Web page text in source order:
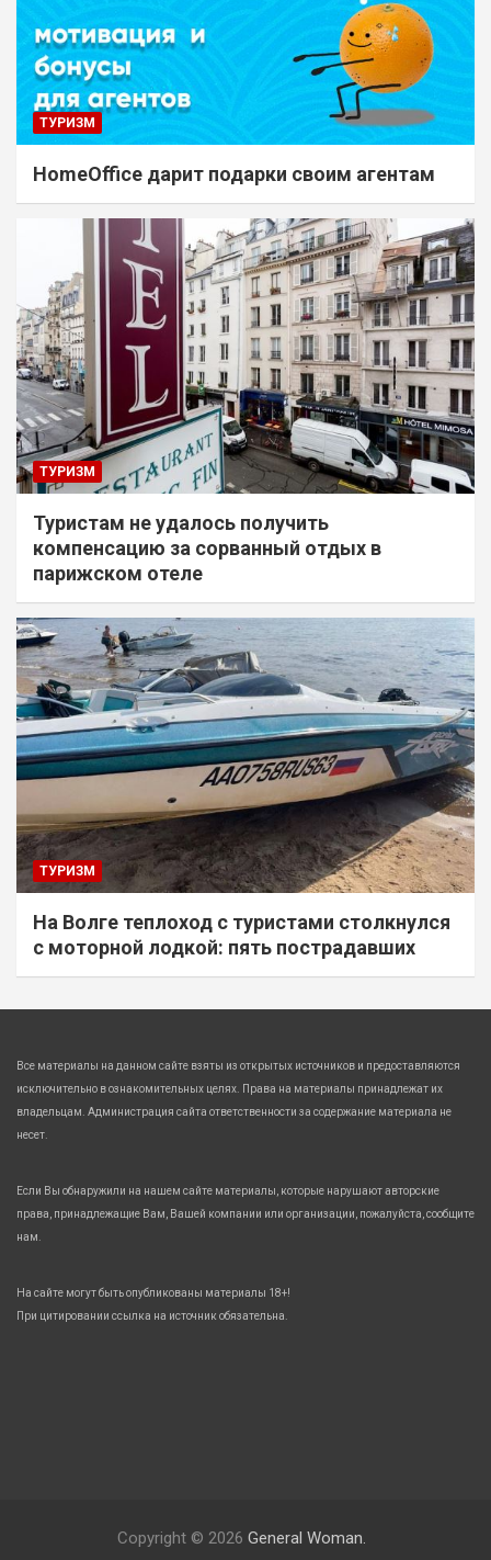
ТУРИЗМ
HomeOffice дарит подарки своим агентам
ТУРИЗМ
Туристам не удалось получить
компенсацию за сорванный отдых в
парижском отеле
ТУРИЗМ
На Волге теплоход с туристами столкнулся
с моторной лодкой: пять пострадавших
Все материалы на данном сайте взяты из открытых источников и предоставляются
исключительно в ознакомительных целях. Права на материалы принадлежат их
владельцам. Администрация сайта ответственности за содержание материала не
несет.
Если Вы обнаружили на нашем сайте материалы, которые нарушают авторские
права, принадлежащие Вам, Вашей компании или организации, пожалуйста, сообщите
нам.
На сайте могут быть опубликованы материалы 18+!
При цитировании ссылка на источник обязательна.
Copyright © 2026 General Woman.